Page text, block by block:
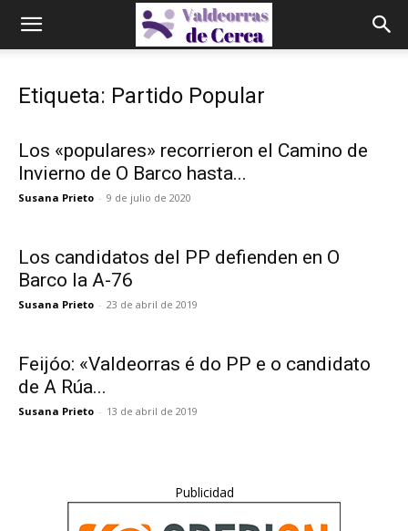
Etiqueta: Partido Popular
Los «populares» recorrieron el Camino de
Invierno de O Barco hasta...
Susana Prieto - 9 de julio de 2020
Los candidatos del PP defienden en O
Barco la A-76
Susana Prieto - 23 de abril de 2019
Feijóo: «Valdeorras é do PP e o candidato
de A Rúa...
Susana Prieto - 13 de abril de 2019
Publicidad